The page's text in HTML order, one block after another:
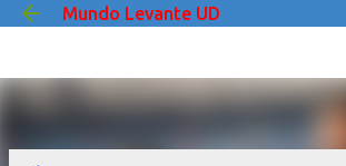
Ir al contenido principal
Mundo Levante UD